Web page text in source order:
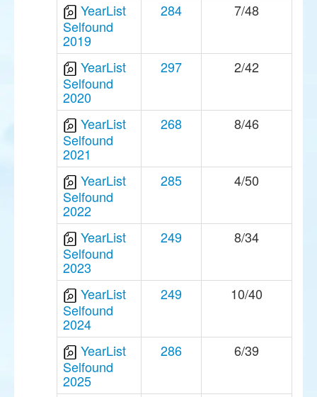
YearList
Selfound
2019
284 7/48
YearList
Selfound
2020
297 2/42
YearList
Selfound
2021
268 8/46
YearList
Selfound
2022
285 4/50
YearList
Selfound
2023
249 8/34
YearList
Selfound
2024
249 10/40
YearList
Selfound
2025
286 6/39